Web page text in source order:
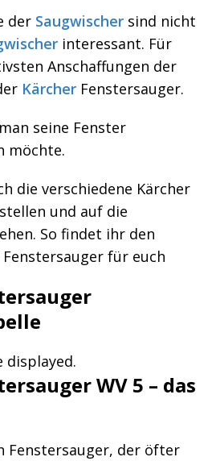
der Saugwischer sind nicht
interessant. Für
Anschaffungen der
Kärcher Fenstersauger.
seine Fenster
möchte.
die verschiedene Kärcher
und auf die
So findet ihr den
für euch
displayed.
WV 5 – das
Fenstersauger, der öfter